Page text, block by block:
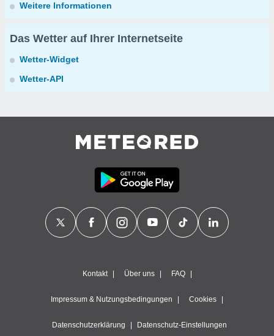
Weitere Informationen
Das Wetter auf Ihrer Internetseite
Wetter-Widget
Wetter-API
Kontakt Über uns FAQ
Impressum & Nutzungsbedingungen Cookies
Datenschutzerklärung Datenschutz-Einstellungen